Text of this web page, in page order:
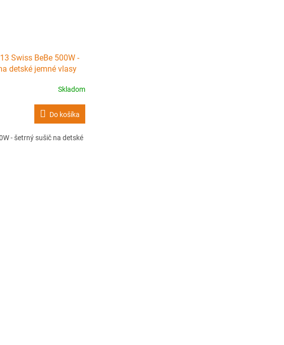
Swiss BeBe 500W -
detské jemné vlasy
Skladom
Do košíka
- šetrný sušič na detské